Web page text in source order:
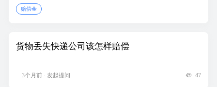
赔偿金
货物丢失快递公司该怎样赔偿
3个月前 · 发起提问 47